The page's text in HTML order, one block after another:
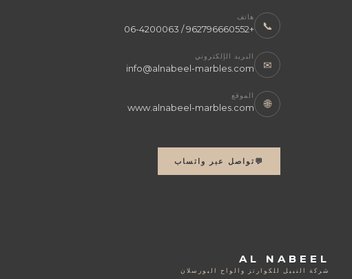
📞
هاتف
+962796660552 / 06-4200063
✉
البريد الإلكتروني
info@alnabeel-marbles.com
🌐
الموقع
www.alnabeel-marbles.com
💬 تواصل عبر واتساب
AL NABEEL
شركة النبيل للكوارتز والواح البورسلان